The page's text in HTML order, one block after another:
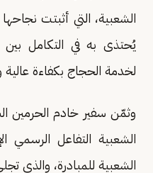
الشعبية، التي أثبتت
يُحتذى به في التكامل بين
لخدمة الحجاج بكفاءة عالية
وثمّن سفير خادم الحرمين
الشعبية التفاعل الرسمي
الشعبية للمبادرة، والذي